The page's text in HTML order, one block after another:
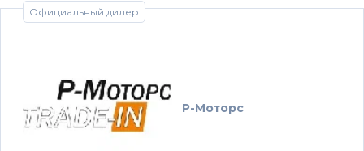
Официальный дилер
Р-Моторс